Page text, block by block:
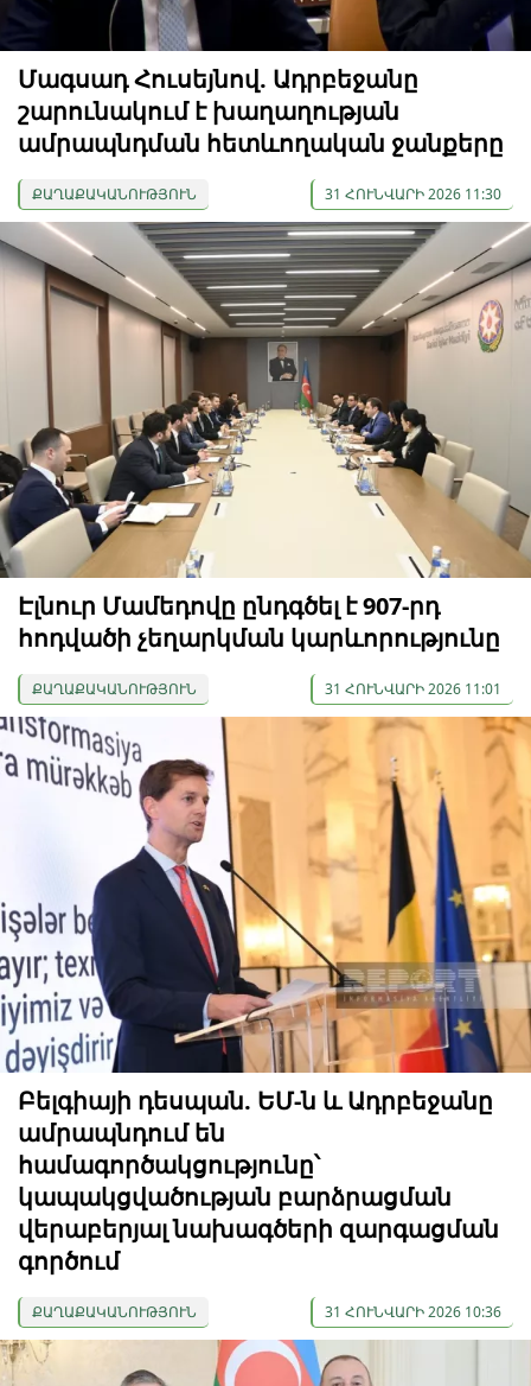
Մագսադ Հուսեյնով. Ադրբեջանը
շարունակում է խաղաղության
ամրապնդման հետևողական ջանքերը
ՔԱՂԱՔԱԿԱՆՈՒԹՅՈՒՆ 31 ՀՈՒՆՎԱՐԻ 2026 11:30
Էլնուր Մամեդովը ընդգծել է 907-րդ
հոդվածի չեղարկման կարևորությունը
ՔԱՂԱՔԱԿԱՆՈՒԹՅՈՒՆ 31 ՀՈՒՆՎԱՐԻ 2026 11:01
Բելգիայի դեսպան. ԵՄ-ն և Ադրբեջանը
ամրապնդում են
համագործակցությունը՝
կապակցվածության բարձրացման
վերաբերյալ նախագծերի զարգացման
գործում
ՔԱՂԱՔԱԿԱՆՈՒԹՅՈՒՆ 31 ՀՈՒՆՎԱՐԻ 2026 10:36